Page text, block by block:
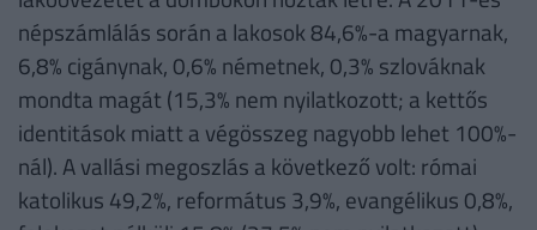
népszámlálás során a lakosok 84,6%-a magyarnak,
6,8% cigánynak, 0,6% németnek, 0,3% szlováknak
mondta magát (15,3% nem nyilatkozott; a kettős
identitások miatt a végösszeg nagyobb lehet 100%-
nál). A vallási megoszlás a következő volt: római
katolikus 49,2%, református 3,9%, evangélikus 0,8%,